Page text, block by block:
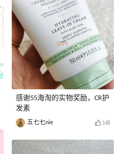
感谢55海淘的实物奖励，CR护
发素
五七七nie 148